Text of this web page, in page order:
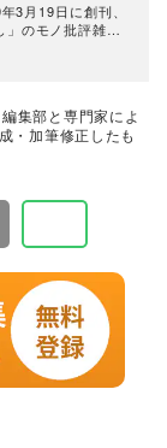
3月19日に創刊、
のモノ批評雑誌
集長・山田和樹を
証・記事制作を
集部と専門家によ
・加筆修正したも